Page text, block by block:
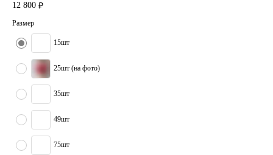
12 800 ₽
Размер
15шт
25шт (на фото)
35шт
49шт
75шт